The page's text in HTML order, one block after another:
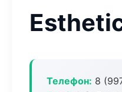
Телефон: 8